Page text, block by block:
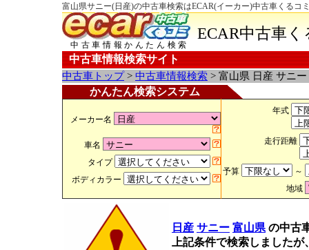
富山県サニー(日産)の中古車検索はECAR(イーカー)中古車くるコ
中古車情報かんたん検索
ECAR中古車
中古車情報検索サイト
中古車トップ> 中古車情報検索 > 富山県 日産 サニ
かんたん検索システム
メーカー名
車名
タイプ
ボディカラー
年式
走行距離
予算
～
地域
日産 サニー 富山県 の中古
上記条件で検索しました